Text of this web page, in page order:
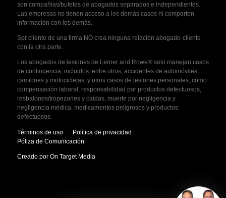
son compañías/bufetes de abogados separados e independientes.
Las empresas no tienen acceso a los demás casos ni comparten
información con los demás.
Ser cliente de una firma NO crea ninguna relación abogado-cliente
con la otra parte.
Los abogados de lesiones de Lerner and Rowe® solo manejan casos
de contingencia, incluidos, entre otros, accidentes de automóviles,
camiones y motocicletas, y otros casos de lesiones personales, como
compensación laboral, responsabilidad por productos defectuosos,
resbalones/tropezones y caídas, muerte por negligencia y
negligencia médica, medicamentos peligrosos y productos
defectuosos.
Términos de uso
Política de privacidad
Póliza de Comunicación
Creado por On Target Media